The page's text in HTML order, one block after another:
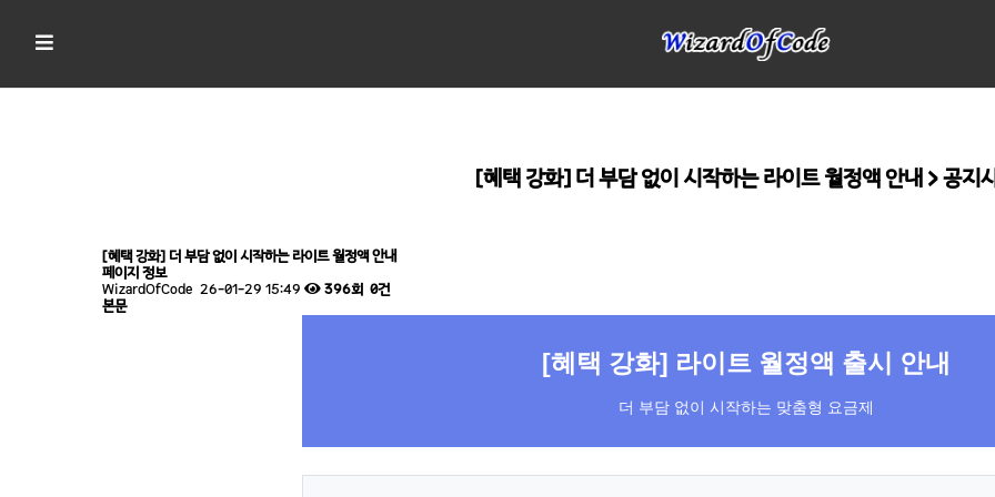
[혜택 강화] 더 부담 없이 시작하는 라이트 월정액 안내 > 공지
[혜택 강화] 더 부담 없이 시작하는 라이트 월정액 안내
페이지 정보
WizardOfCode 26-01-29 15:49 396회
0건
본문
[혜택 강화] 라이트 월정액 출시 안내
더 부담 없이 시작하는 맞춤형 요금제